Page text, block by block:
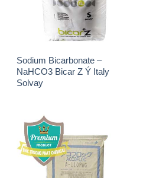
Sodium Bicarbonate –
NaHCO3 Bicar Z Ý Italy
Solvay